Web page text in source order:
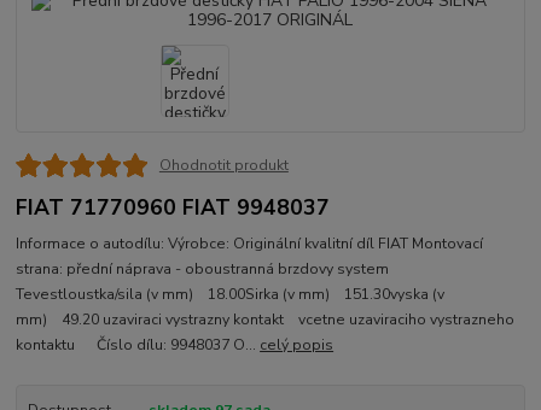
Ohodnotit produkt
FIAT 71770960 FIAT 9948037
Informace o autodílu: Výrobce: Originální kvalitní díl FIAT Montovací
strana: přední náprava - oboustranná brzdovy system
Tevestloustka/sila (v mm) 18.00Sirka (v mm) 151.30vyska (v
mm) 49.20 uzaviraci vystrazny kontakt vcetne uzaviraciho vystrazneho
kontaktu Číslo dílu: 9948037 O... celý popis